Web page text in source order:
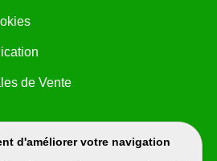
d'améliorer votre navigation
de Vente